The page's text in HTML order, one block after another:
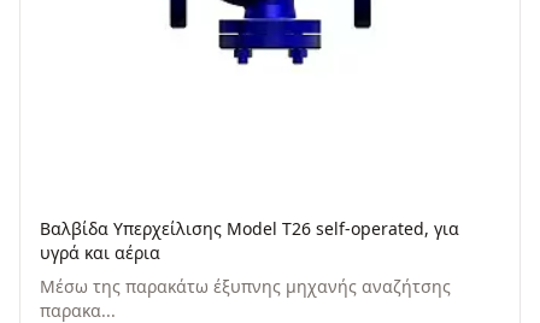
Βαλβίδα Υπερχείλισης Model T26 self-operated, για
υγρά και αέρια
Μέσω της παρακάτω έξυπνης μηχανής αναζήτσης
παρακα...